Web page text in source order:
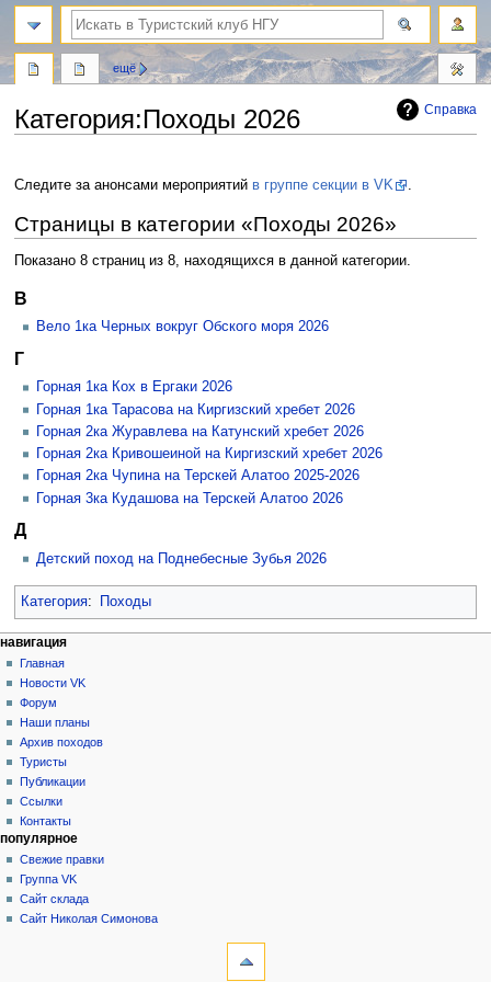
Справка
Категория:Походы 2026
к
к
Следите за анонсами мероприятий в группе секции в VK
Страницы в категории «Походы 2026»
Показано 8 страниц из 8, находящихся в данной категории.
В
Вело 1ка Черных вокруг Обского моря 2026
Г
Горная 1ка Кох в Ергаки 2026
Горная 1ка Тарасова на Киргизский хребет 2026
Горная 2ка Журавлева на Катунский хребет 2026
Горная 2ка Кривошеиной на Киргизский хребет 2026
Горная 2ка Чупина на Терскей Алатоо 2025-2026
Горная 3ка Кудашова на Терскей Алатоо 2026
Д
Детский поход на Поднебесные Зубья 2026
Категория: Походы
Н
а
в
и
а
ц
и
я
действия на странице
категория
обсуждение
читать
просмотр
кода
история
ещё
персональные инструменты
создать
учётную
запись
войти
навигация
Главная
Новости VK
Форум
Наши планы
Архив походов
Туристы
Публикации
Ссылки
Контакты
поиск
популярное
Свежие правки
Группа VK
Сайт склада
Сайт Николая Симонова